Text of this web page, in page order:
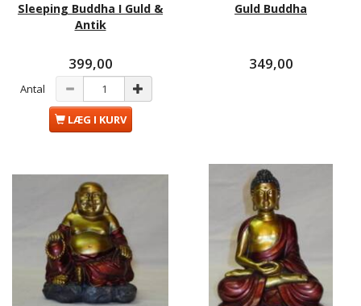
Sleeping Buddha I Guld &
Antik
399,00
Antal
LÆG I KURV
Guld Buddha
349,00